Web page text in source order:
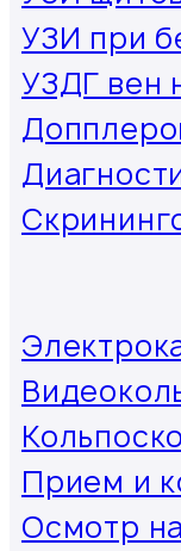
УЗИ при
УЗДГ вен
Прием и
Осмотр